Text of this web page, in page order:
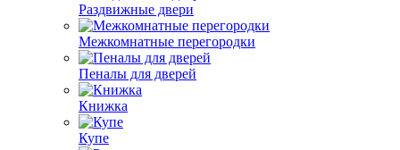
Раздвижные двери
Межкомнатные перегородки
Пеналы для дверей
Книжка
Купе